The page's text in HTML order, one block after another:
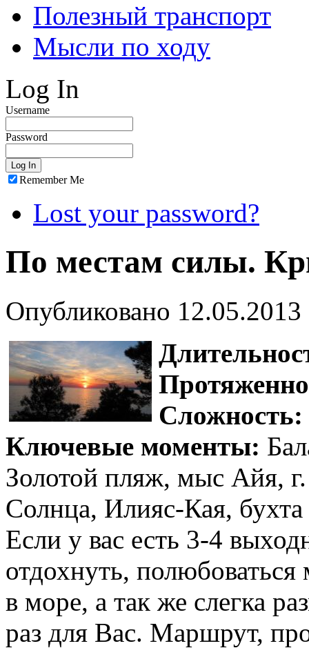
Полезный транспорт
Мысли по ходу
Log In
Username
Password
Remember Me
Lost your password?
По местам силы.
Опубликовано 12.05.2013
Сложность:
Ключевые моменты:
Золотой пляж, мыс Айя,
Солнца, Илияс-Кая,
Если у вас есть 3-4
отдохнуть,
в море, а так же слегка
раз для Вас. Маршрут,